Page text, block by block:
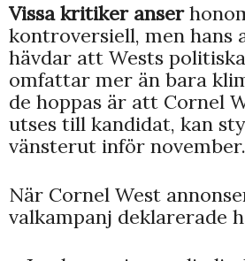
Vissa kritiker anser
kontroversiell, men hans
hävdar att Wests
omfattar mer än bara
de hoppas är att Cornel
utses till kandidat, kan
vänsterut inför november.
När Cornel West
valkampanj deklarerade